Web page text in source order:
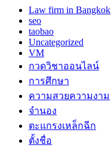
Law firm in Bangkok
seo
taobao
Uncategorized
VM
กวดวิชาออนไลน์
การศึกษา
ความสวยความงาม
จำนอง
ตะแกรงเหล็กฉีก
ตั้งชื่อ